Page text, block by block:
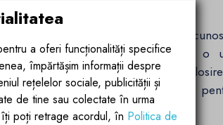
inteligenta
din compozit mineral, un material
si pete. Acesta garanteaza o
impecabil chiar si in conditii de
si usor de igienizat, fiind ideala
a oferi funcționalități specifice
împărtășim informații despre
rețelelor sociale, publicității și
de tine sau colectate în urma
poți retrage acordul, în Politica de